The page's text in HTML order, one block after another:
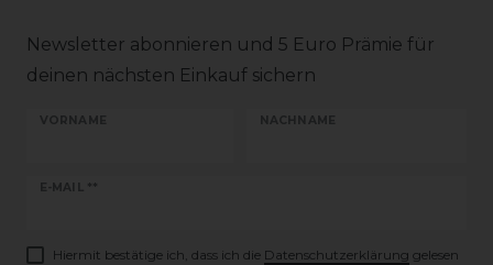
Newsletter abonnieren und 5 Euro Prämie für
deinen nächsten Einkauf sichern
VORNAME NACHNAME
E-MAIL **
Newsletter
Hiermit bestätige ich, dass ich die Daten­schutz­erklärung gelesen